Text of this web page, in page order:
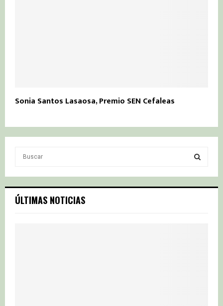
Sonia Santos Lasaosa, Premio SEN Cefaleas
c
h
S
ÚLTIMAS NOTICIAS